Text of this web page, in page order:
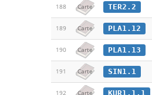
188 Carte TER2.2
189 Carte PLA1.12
190 Carte PLA1.13
191 Carte SIN1.1
192 Carte KUR1.1.1